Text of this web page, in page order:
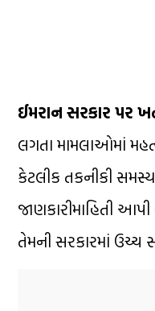
ઈમરાન સરકાર પર
લગતા મામલાઓમાં
કેટલીક તકનીકી
જાણકારીમાહિતી
તેમની સરકારમાં ઉચ્ચ